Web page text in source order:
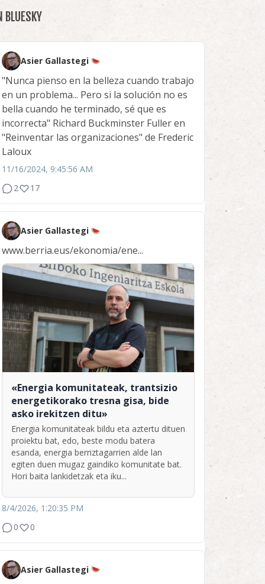
BLUESKY
Asier Gallastegi
"Nunca pienso en la belleza cuando trabajo
en un problema... Pero si la solución no es
bella cuando he terminado, sé que es
incorrecta" Richard Buckminster Fuller en
"Reinventar las organizaciones" de Frederic
Laloux
11/16/2024, 9:45:56 AM
2
17
Asier Gallastegi
www.berria.eus/ekonomia/ene...
«Energia komunitateak, trantsizio
energetikorako tresna gisa, bide
asko irekitzen ditu»
Energia komunitateak bildu eta aztertu dituen
proiektu bat, edo, beste modu batera
esanda, energia berriztagarrien alde lan
egiten duen mugaz gaindiko komunitate bat.
Hori baita lankidetzak eta iku...
8/4/2026, 1:20:35 PM
0
0
Asier Gallastegi